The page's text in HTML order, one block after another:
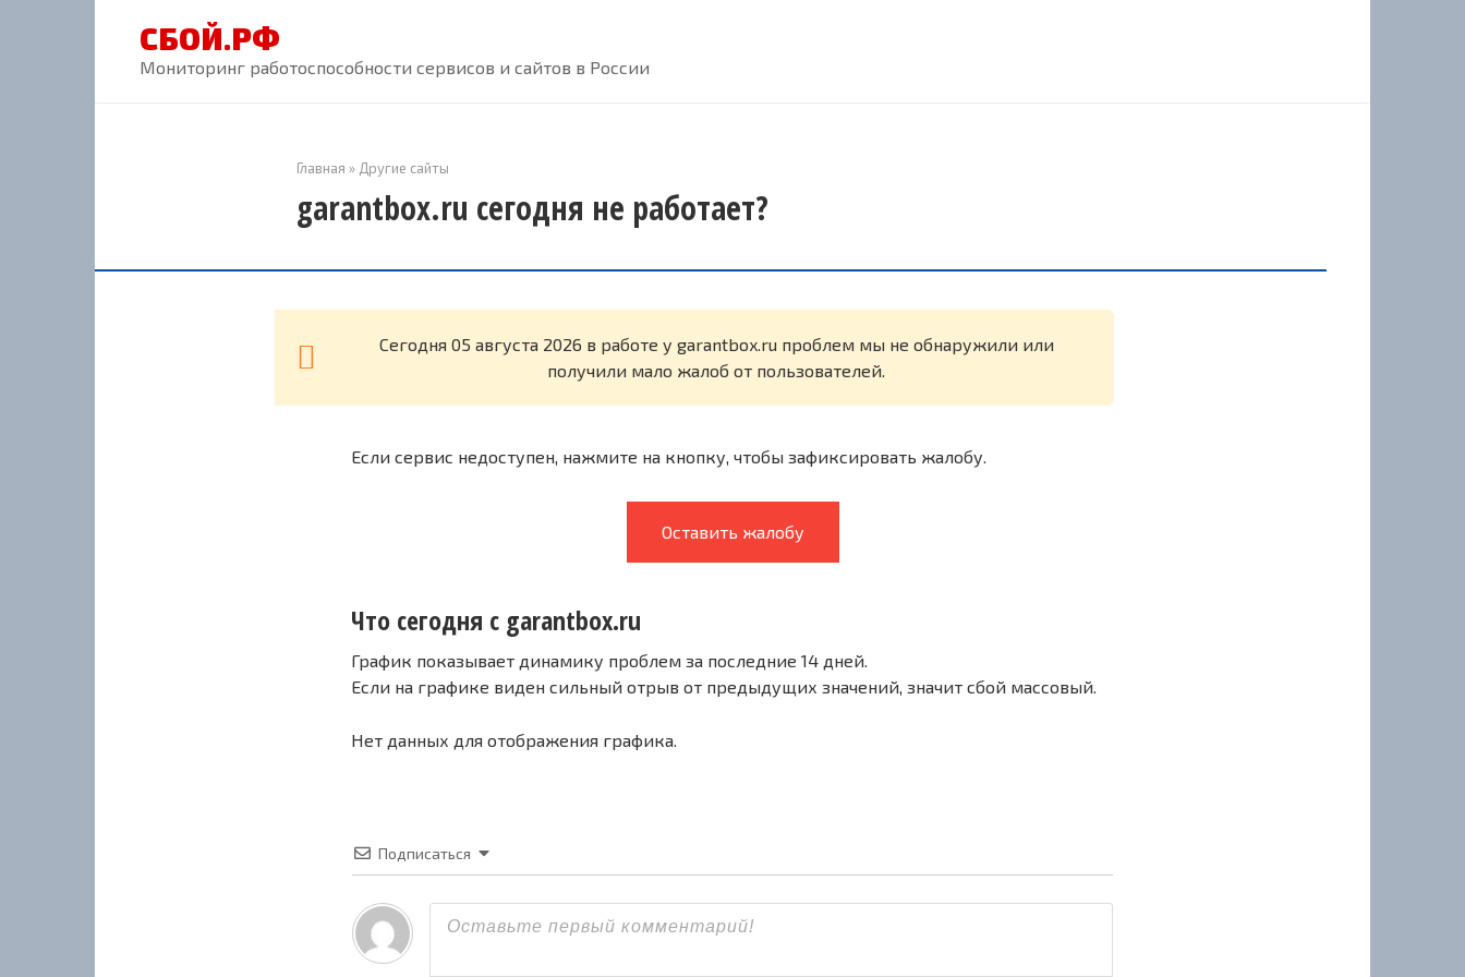
СБОЙ.РФ
Мониторинг работоспособности сервисов и сайтов в России
Главная » Другие сайты
garantbox.ru сегодня не работает?
Cегодня 05 августа 2026 в работе у garantbox.ru проблем мы не обнаружили или
получили мало жалоб от пользователей.
Если сервис недоступен, нажмите на кнопку, чтобы зафиксировать жалобу.
Оставить жалобу
Что сегодня с garantbox.ru
График показывает динамику проблем за последние 14 дней.
Если на графике виден сильный отрыв от предыдущих значений, значит сбой массовый.
Нет данных для отображения графика.
Подписаться